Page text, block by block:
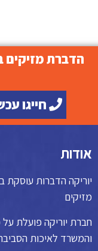
חייגו עכשיו 073-
אודות
יוריקה הדברות
מזיקים
חברת יוריקה פועלת
והמשרד לאיכות